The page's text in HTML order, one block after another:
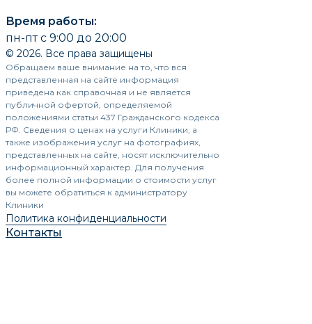
Время работы:
пн-пт с 9:00 до 20:00
© 2026. Все права защищены
Обращаем ваше внимание на то, что вся
представленная на сайте информация
приведена как справочная и не является
публичной офертой, определяемой
положениями статьи 437 Гражданского кодекса
РФ. Сведения о ценах на услуги Клиники, а
также изображения услуг на фотографиях,
представленных на сайте, носят исключительно
информационный характер. Для получения
более полной информации о стоимости услуг
вы можете обратиться к администратору
Клиники
Политика конфиденциальности
Контакты